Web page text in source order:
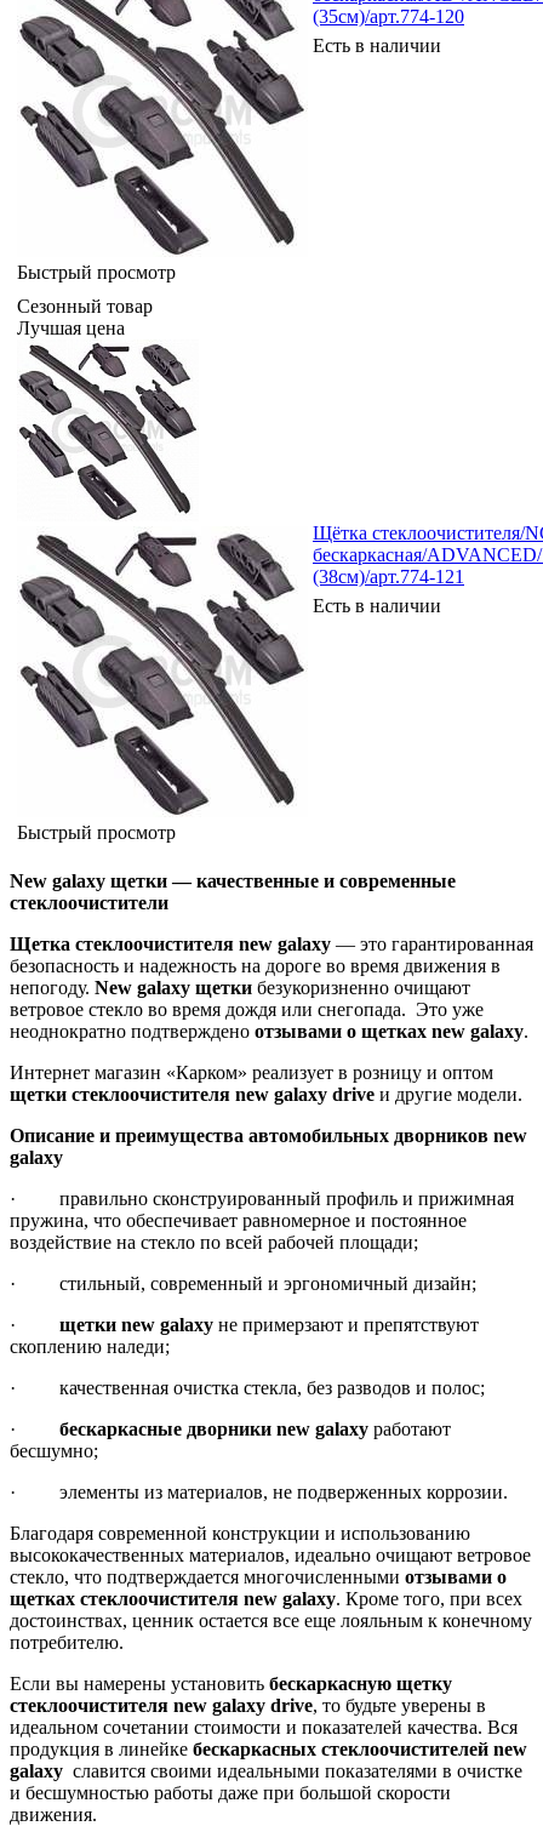
Быстрый просмотр
(35см)/арт.774-120
Есть в наличии
Сезонный товар
Лучшая цена
Быстрый просмотр
Щётка стеклоочистителя/
бескаркасная/
(38см)/арт.774-121
Есть в наличии
New galaxy щетки — качественные и современные
стеклоочистители
Щетка стеклоочистителя new galaxy — это гарантированная
безопасность и надежность на дороге во время движения в
непогоду. New galaxy щетки безукоризненно очищают
ветровое стекло во время дождя или снегопада. Это уже
неоднократно подтверждено отзывами о щетках new galaxy.
Интернет магазин «Карком» реализует в розницу и оптом
щетки стеклоочистителя new galaxy drive и другие модели.
Описание и преимущества автомобильных дворников new
galaxy
· правильно сконструированный профиль и прижимная
пружина, что обеспечивает равномерное и постоянное
воздействие на стекло по всей рабочей площади;
· стильный, современный и эргономичный дизайн;
· щетки new galaxy не примерзают и препятствуют
скоплению наледи;
· качественная очистка стекла, без разводов и полос;
· бескаркасные дворники new galaxy работают
бесшумно;
· элементы из материалов, не подверженных коррозии.
Благодаря современной конструкции и использованию
высококачественных материалов, идеально очищают ветровое
стекло, что подтверждается многочисленными отзывами о
щетках стеклоочистителя new galaxy. Кроме того, при всех
достоинствах, ценник остается все еще лояльным к конечному
потребителю.
Если вы намерены установить бескаркасную щетку
стеклоочистителя new galaxy drive, то будьте уверены в
идеальном сочетании стоимости и показателей качества. Вся
продукция в линейке бескаркасных стеклоочистителей new
galaxy славится своими идеальными показателями в очистке
и бесшумностью работы даже при большой скорости
движения.